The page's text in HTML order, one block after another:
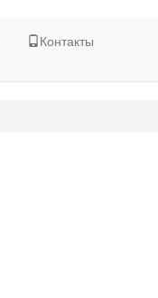
Контакты